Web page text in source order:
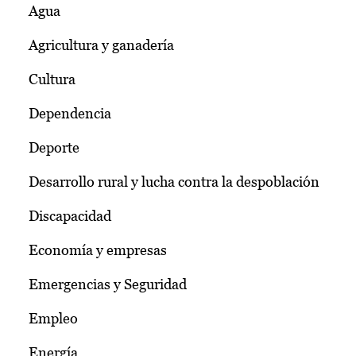
Agua
Agricultura y ganadería
Cultura
Dependencia
Deporte
Desarrollo rural y lucha contra la despoblación
Discapacidad
Economía y empresas
Emergencias y Seguridad
Empleo
Energía